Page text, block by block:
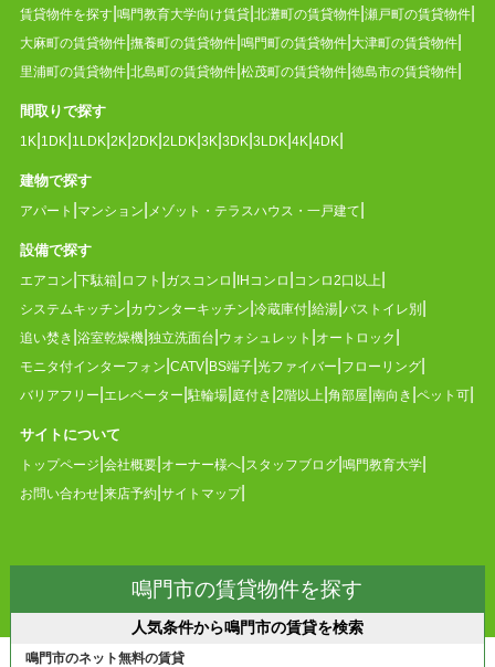
賃貸物件を探す 鳴門教育大学向け賃貸 北灘町の賃貸物件 瀬戸町の賃貸物件
大麻町の賃貸物件 撫養町の賃貸物件 鳴門町の賃貸物件 大津町の賃貸物件
里浦町の賃貸物件 北島町の賃貸物件 松茂町の賃貸物件 徳島市の賃貸物件
間取りで探す
1K 1DK 1LDK 2K 2DK 2LDK 3K 3DK 3LDK 4K 4DK
建物で探す
アパート マンション メゾット・テラスハウス・一戸建て
設備で探す
エアコン 下駄箱 ロフト ガスコンロ IHコンロ コンロ2口以上
システムキッチン カウンターキッチン 冷蔵庫付 給湯 バストイレ別
追い焚き 浴室乾燥機 独立洗面台 ウォシュレット オートロック
モニタ付インターフォン CATV BS端子 光ファイバー フローリング
バリアフリー エレベーター 駐輪場 庭付き 2階以上 角部屋 南向き ペット可
サイトについて
トップページ 会社概要 オーナー様へ スタッフブログ 鳴門教育大学
お問い合わせ 来店予約 サイトマップ
鳴門市の賃貸物件を探す
人気条件から鳴門市の賃貸を検索
鳴門市のネット無料の賃貸